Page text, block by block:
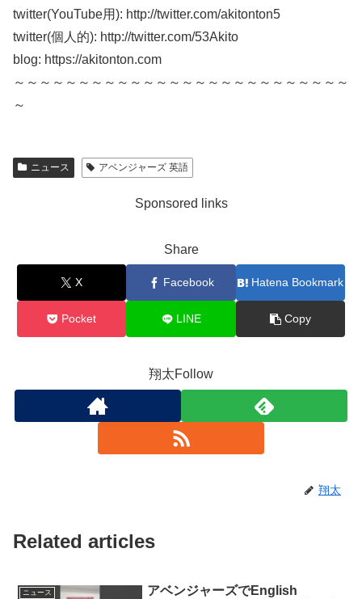
twitter(YouTube用): http://twitter.com/akitonton5
twitter(個人的): http://twitter.com/53Akito
blog: https://akitonton.com
～～～～～～～～～～～～～～～～～～～～～～～～～～
～
ニュース アベンジャーズ 英語
Sponsored links
Share
X Facebook Hatena Bookmark
Pocket LINE Copy
翔太Follow
翔太
Related articles
ニュース
アベンジャーズでEnglish